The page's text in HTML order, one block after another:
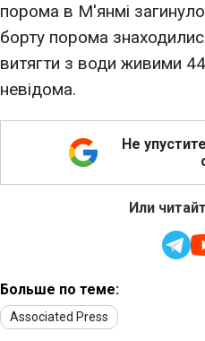
порома в М'янмі загинуло
борту порома
витягти з води живими
невідома.
Не
Или
Больше по теме:
Associated Press